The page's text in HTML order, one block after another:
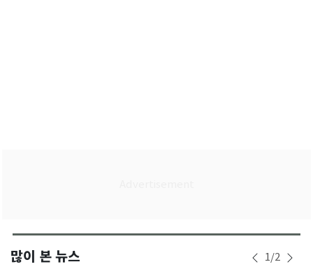
많이 본 뉴스 1/2